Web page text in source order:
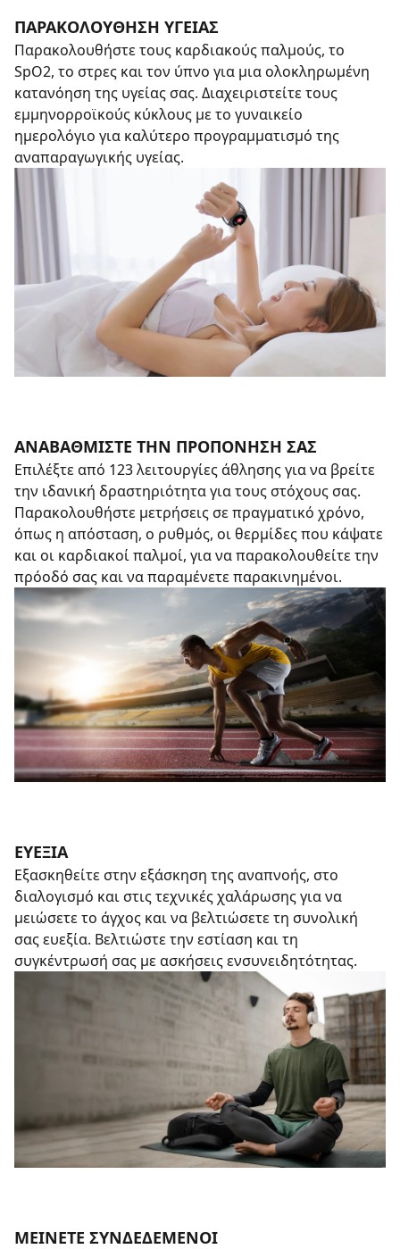
ΠΑΡΑΚΟΛΟΎΘΗΣΗ ΥΓΕΊΑΣ
Παρακολουθήστε τους καρδιακούς παλμούς, το
SpO2, το στρες και τον ύπνο για μια ολοκληρωμένη
κατανόηση της υγείας σας. Διαχειριστείτε τους
εμμηνορροϊκούς κύκλους με το γυναικείο
ημερολόγιο για καλύτερο προγραμματισμό της
αναπαραγωγικής υγείας.
ΑΝΑΒΑΘΜΊΣΤΕ ΤΗΝ ΠΡΟΠΌΝΗΣΉ ΣΑΣ
Επιλέξτε από 123 λειτουργίες άθλησης για να βρείτε
την ιδανική δραστηριότητα για τους στόχους σας.
Παρακολουθήστε μετρήσεις σε πραγματικό χρόνο,
όπως η απόσταση, ο ρυθμός, οι θερμίδες που κάψατε
και οι καρδιακοί παλμοί, για να παρακολουθείτε την
πρόοδό σας και να παραμένετε παρακινημένοι.
ΕΥΕΞΊΑ
Εξασκηθείτε στην εξάσκηση της αναπνοής, στο
διαλογισμό και στις τεχνικές χαλάρωσης για να
μειώσετε το άγχος και να βελτιώσετε τη συνολική
σας ευεξία. Βελτιώστε την εστίαση και τη
συγκέντρωσή σας με ασκήσεις ενσυνειδητότητας.
ΜΕΊΝΕΤΕ ΣΥΝΔΕΔΕΜΈΝΟΙ